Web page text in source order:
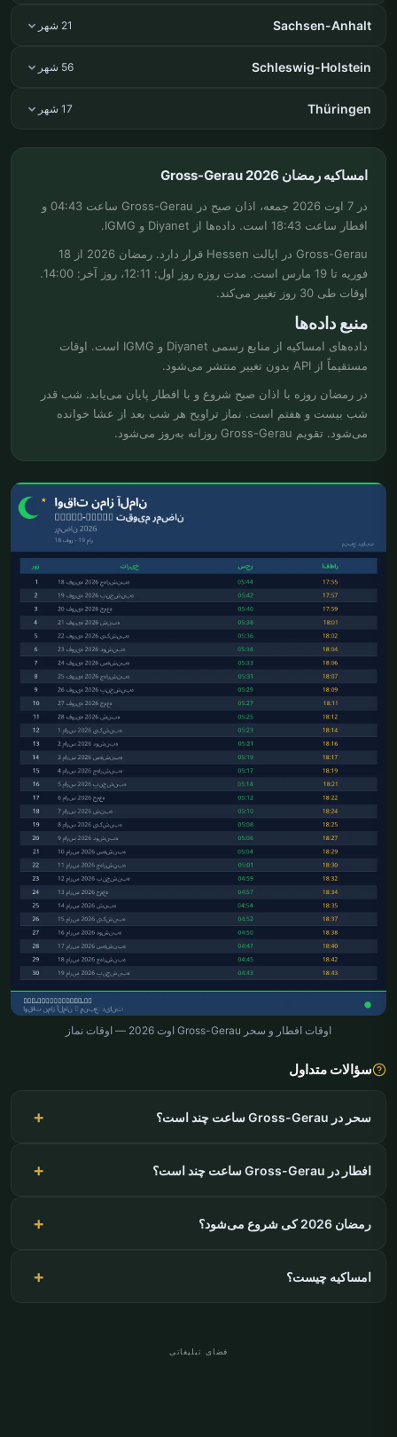
Sachsen-Anhalt 21 شهر
Schleswig-Holstein 56 شهر
Thüringen 17 شهر
امساکیه رمضان Gross-Gerau 2026
در 7 اوت 2026 جمعه، اذان صبح در Gross-Gerau ساعت 04:43 و
افطار ساعت 18:43 است. داده‌ها از Diyanet و IGMG.
Gross-Gerau در ایالت Hessen قرار دارد. رمضان 2026 از 18
فوریه تا 19 مارس است. مدت روزه روز اول: 12:11، روز آخر: 14:00.
اوقات طی 30 روز تغییر می‌کند.
منبع داده‌ها
داده‌های امساکیه از منابع رسمی Diyanet و IGMG است. اوقات
مستقیماً از API بدون تغییر منتشر می‌شود.
در رمضان روزه با اذان صبح شروع و با افطار پایان می‌یابد. شب قدر
شب بیست و هفتم است. نماز تراویح هر شب بعد از عشا خوانده
می‌شود. تقویم Gross-Gerau روزانه به‌روز می‌شود.
اوقات افطار و سحر Gross-Gerau اوت 2026 — اوقات نماز
سؤالات متداول
سحر در Gross-Gerau ساعت چند است؟
افطار در Gross-Gerau ساعت چند است؟
رمضان 2026 کی شروع می‌شود؟
امساکیه چیست؟
فضای تبلیغاتی